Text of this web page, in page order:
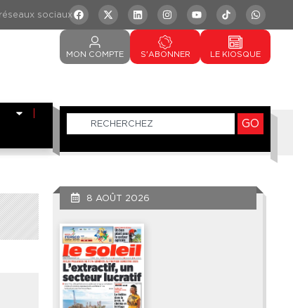
MON COMPTE S'ABONNER LE KIOSQUE
GO
8 AOÛT 2026